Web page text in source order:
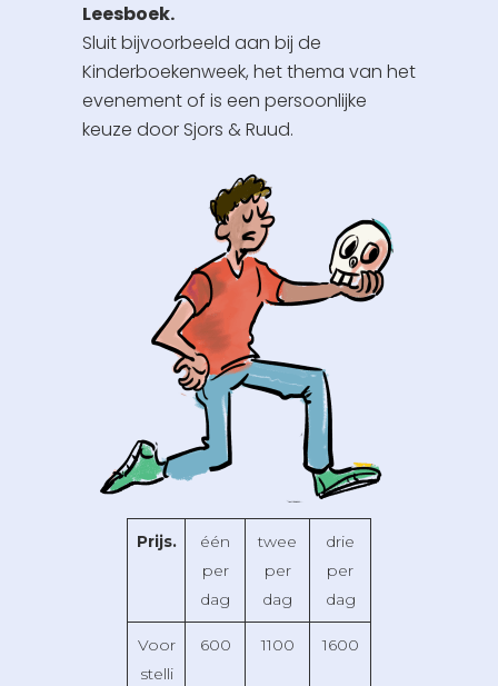
Leesboek.
Sluit bijvoorbeeld aan bij de
Kinderboekenweek, het thema van het
evenement of is een persoonlijke
keuze door Sjors & Ruud.
Prijs.
één
per
dag
twee
per
dag
drie
per
dag
Voor
stelli
600 1100 1600